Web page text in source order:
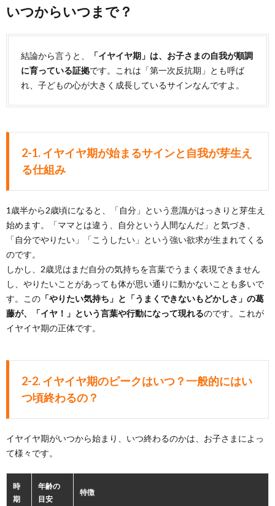
いつからいつまで？
結論から言うと、
「イヤイヤ期」は、お子さまの自我が順調
に育っている証拠です。これは「第一次反抗期」とも呼ば
れ、子どもの心が大きく成長しているサインなんですよ。
2-1. イヤイヤ期が始まるサインと自我が芽生え
る仕組み
1歳半から2歳頃になると、「自分」という意識がはっきりと芽生え
始めます。「ママとは違う、自分という人間なんだ」と気づき、
「自分でやりたい」「こうしたい」という強い欲求が生まれてくる
のです。
しかし、2歳児はまだ自分の気持ちを言葉でうまく表現できません
し、やりたいことがあっても体が思い通りに動かないことも多いで
す。この 「やりたい気持ち」と「うまくできないもどかしさ」の葛
藤が、「イヤ！」という言葉や行動になって現れるのです。これが
イヤイヤ期の正体です。
2-2. イヤイヤ期のピークはいつ？一般的にはい
つ頃終わるの？
イヤイヤ期がいつから始まり、いつ終わるのかは、お子さまによっ
て様々です。
時
期
年齢の
目安
特徴